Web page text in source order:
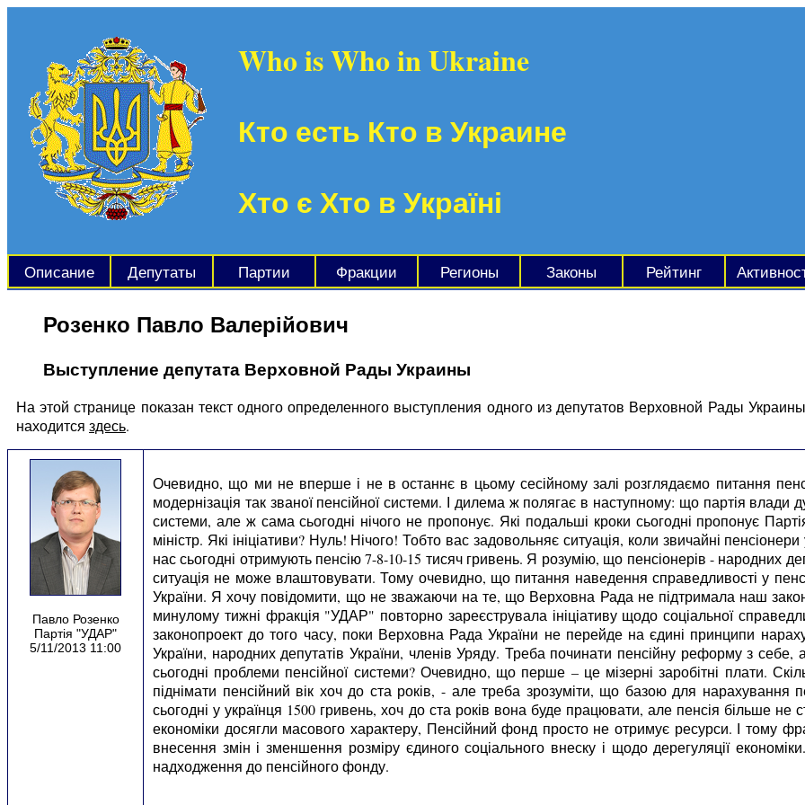
Who is Who in Ukraine
Кто есть Кто в Украине
Хто є Хто в Україні
Описание Депутаты Партии Фракции Регионы Законы Рейтинг
Розенко Павло Валерійович
Выступление депутата Верховной Рады Украины
На этой странице показан текст одного определенного выступления одного из депутатов Верховной Рады
находится здесь.
Павло Розенко
Партія "УДАР"
5/11/2013 11:00
Очевидно, що ми не вперше і не в останнє в цьому сесійному залі розглядаємо питання
модернізація так званої пенсійної системи. І дилема ж полягає в наступному: що партія влади
системи, але ж сама сьогодні нічого не пропонує. Які подальші кроки сьогодні пропонує
міністр. Які ініціативи? Нуль! Нічого! Тобто вас задовольняє ситуація, коли звичайні
нас сьогодні отримують пенсію 7-8-10-15 тисяч гривень. Я розумію, що пенсіонерів - народних
ситуація не може влаштовувати. Тому очевидно, що питання наведення справедливості у
України. Я хочу повідомити, що не зважаючи на те, що Верховна Рада не підтримала наш
минулому тижні фракція "УДАР" повторно зареєструвала ініціативу щодо соціальної
законопроект до того часу, поки Верховна Рада України не перейде на єдині принципи
України, народних депутатів України, членів Уряду. Треба починати пенсійну реформу з себе,
сьогодні проблеми пенсійної системи? Очевидно, що перше – це мізерні заробітні плати.
піднімати пенсійний вік хоч до ста років, - але треба зрозуміти, що базою для нарахування
сьогодні у українця 1500 гривень, хоч до ста років вона буде працювати, але пенсія більше не
економіки досягли масового характеру, Пенсійний фонд просто не отримує ресурси. І
внесення змін і зменшення розміру єдиного соціального внеску і щодо дерегуляції
надходження до пенсійного фонду.